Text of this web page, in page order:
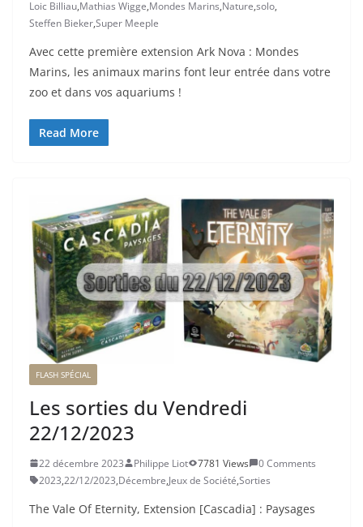
Loic Billiau,Mathias Wigge,Mondes Marins,Nature,solo,
Steffen Bieker,Super Meeple
Avec cette première extension Ark Nova : Mondes
Marins, les animaux marins font leur entrée dans votre
zoo et dans vos aquariums !
Read More
FLASH SPÉCIAL
Les sorties du Vendredi
22/12/2023
22 décembre 2023 Philippe Liot 7781 Views
0 Comments
2023,22/12/2023,Décembre,Jeux de Société,Sorties
The Vale Of Eternity, Extension [Cascadia] : Paysages